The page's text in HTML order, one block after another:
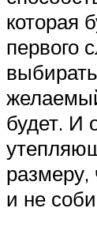
которая
первого
будет. И
и не